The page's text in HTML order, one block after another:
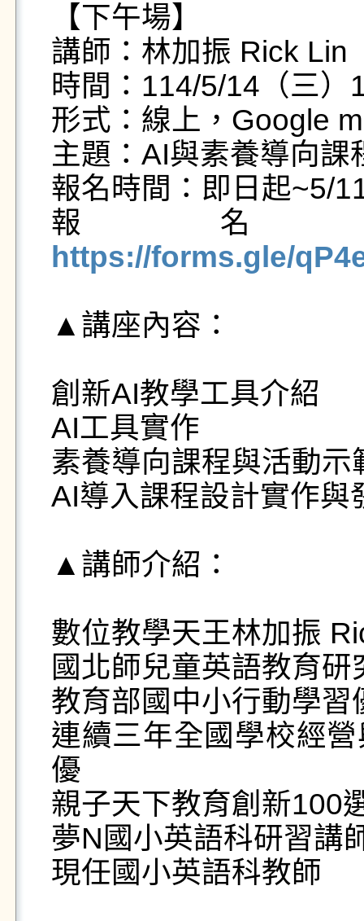
【下午場】
講師：林加振 Rick Lin
時間：114/5/14（三）
形式：線上，Google
主題：AI與素養導向課
報名時間：即日起~5/
報名
https://forms.gle/
▲講座內容：
創新AI教學工具介紹
AI工具實作
素養導向課程與活動示
AI導入課程設計實作與
▲講師介紹：
數位教學天王林加振
國北師兒童英語教育研
教育部國中小行動學習
連續三年全國學校經
優
親子天下教育創新100
夢N國小英語科研習講
現任國小英語科教師